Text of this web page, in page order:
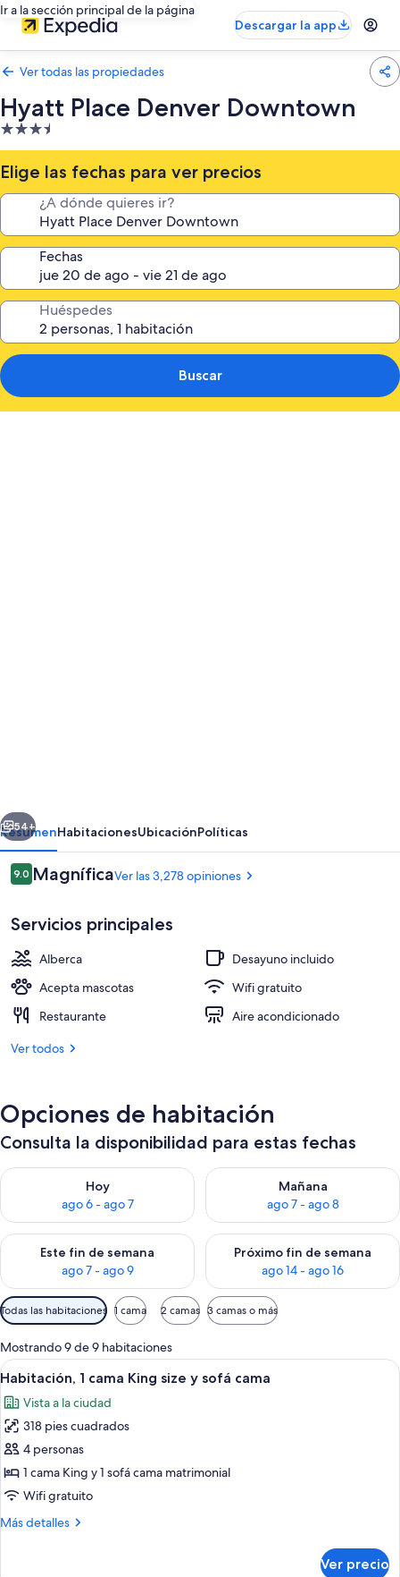
Ir a la sección principal de la página
Descargar la app
Ver todas las propiedades
Hyatt Place Denver Downtown
Propiedad
de
3.5
estrellas
Elige las fechas para ver precios
¿A dónde quieres ir?
Fechas
Huéspedes
Buscar
Exterior
Siguiente
54+
ResumenHabitacionesUbicaciónPolíticas
Opiniones
9.09.0 de 10,
MagníficaVer las 3,278 opiniones
Servicios principales
Alberca
Desayuno incluido
Acepta mascotas
Wifi gratuito
Restaurante
Aire acondicionado
Ver todos
Opciones de habitación
Consulta la disponibilidad para estas fechas
Hoy
ago 6 - ago 7
Consulta la disponibilidad para hoy ago 6 - ago 7
Mañana
ago 7 - ago 8
Consulta la disponibilidad
Este fin de semana
ago 7 - ago 9
Consulta la disponibilidad para este fin de semana ago 7 -
Próximo fin de semana
ago 14 - ago 16
Consulta la disponibilidad
Filtros
disponibles
para
las
habitaciones
Todas las habitaciones 1 cama 2 camas 3 camas o más
Mostrando 9 de 9 habitaciones
Abrir
todas
las
fotos
de
Habitación,
1
King
Una habitación de hotel con sofá,
10
Habitación, 1 cama King size y sofá cama
Vista a la ciudad
318 pies cuadrados
4 personas
1 cama King y 1 sofá cama matrimonial
Wifi gratuito
Más detalles
Más
Ver precio